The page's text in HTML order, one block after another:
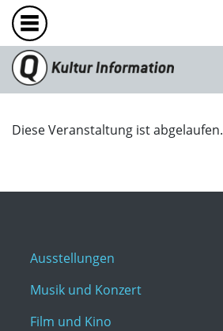
Diese Veranstaltung ist abgelaufen.
Ausstellungen
Musik und Konzert
Film und Kino